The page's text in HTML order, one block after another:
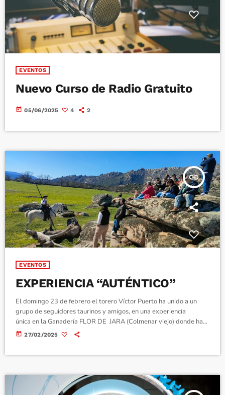
EVENTOS
Nuevo Curso de Radio Gratuito
today 05/06/2025 4 2
insert_link
EVENTOS
EXPERIENCIA “AUTÉNTICO”
El domingo 23 de febrero el torero Víctor Puerto ha unido a un
grupo de seguidores taurinos y amigos, en una experiencia
única en la Ganadería FLOR DE JARA (Colmenar viejo) donde ha
impartido una conferencia magistral con su experiencia personal
cumbre de […]
today 27/02/2025